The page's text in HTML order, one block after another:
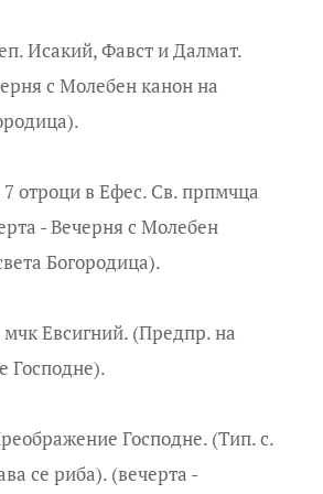
Исакий, Фавст и Далмат.
с Молебен канон на
7 отроци в Ефес. Св. прпмчца
- Вечерня с Молебен
Богородица).
мчк Евсигний. (Предпр. на
Господне).
Господне. (Тип. с.
се риба). (вечерта -